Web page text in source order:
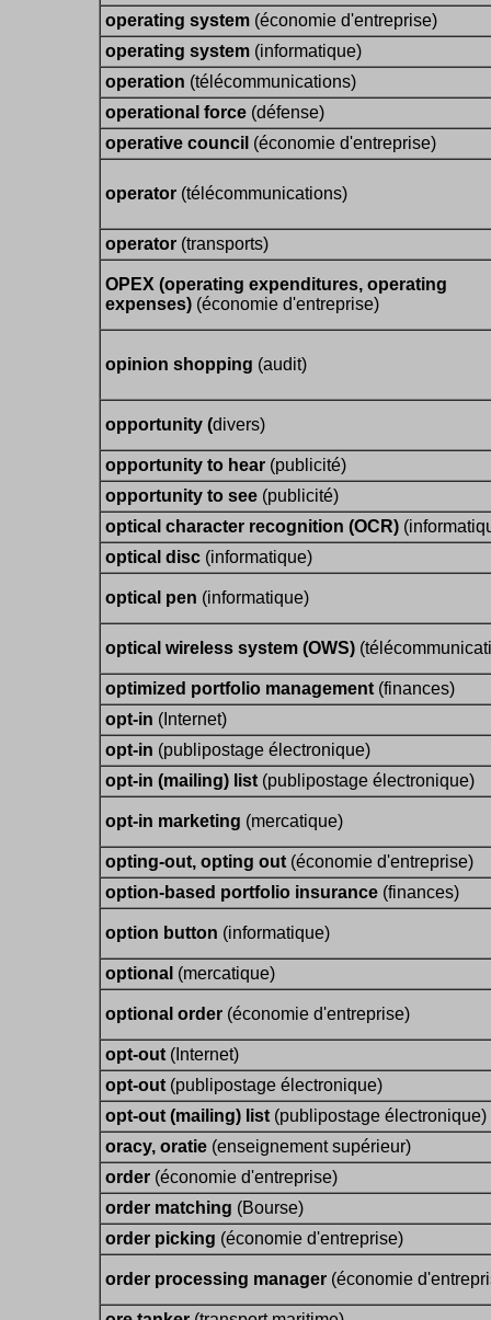
operating system (économie d'entreprise)
operating system (informatique)
operation (télécommunications)
operational force (défense)
operative council (économie d'entreprise)
operator (télécommunications)
operator (transports)
OPEX (operating expenditures, operating
expenses) (économie d'entreprise)
opinion shopping (audit)
opportunity (divers)
opportunity to hear (publicité)
opportunity to see (publicité)
optical character recognition (OCR)
optical disc (informatique)
optical pen (informatique)
optical wireless system (OWS)
optimized portfolio management (finances)
opt-in (Internet)
opt-in (publipostage électronique)
opt-in (mailing) list (publipostage électronique)
opt-in marketing (mercatique)
opting-out, opting out (économie d'entreprise)
option-based portfolio insurance (finances)
option button (informatique)
optional (mercatique)
optional order (économie d'entreprise)
opt-out (Internet)
opt-out (publipostage électronique)
opt-out (mailing) list (publipostage électronique)
oracy, oratie (enseignement supérieur)
order (économie d'entreprise)
order matching (Bourse)
order picking (économie d'entreprise)
order processing manager (économie